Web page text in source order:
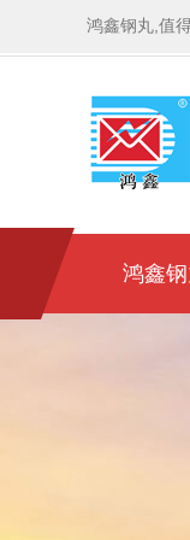
鸿鑫钢丸,值
鸿鑫